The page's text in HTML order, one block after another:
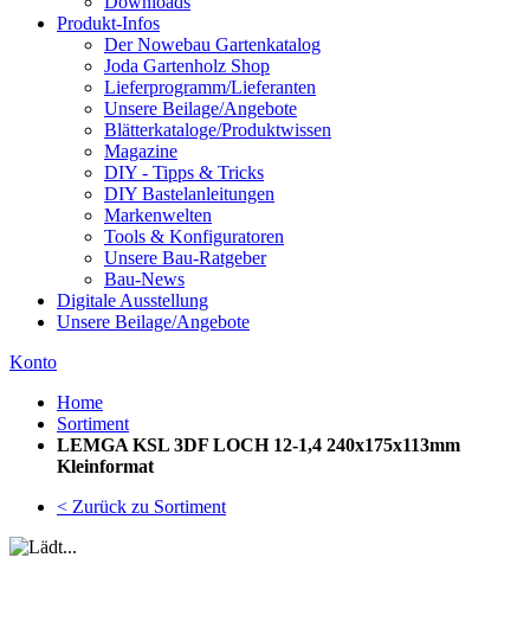
Produkt-Infos
Der Nowebau Gartenkatalog
Joda Gartenholz Shop
Lieferprogramm/Lieferanten
Unsere Beilage/Angebote
Blätterkataloge/Produktwissen
Magazine
DIY - Tipps & Tricks
DIY Bastelanleitungen
Markenwelten
Tools & Konfiguratoren
Unsere Bau-Ratgeber
Bau-News
Digitale Ausstellung
Unsere Beilage/Angebote
Konto
Home
Sortiment
LEMGA KSL 3DF LOCH 12-1,4 240x175x113mm
Kleinformat
< Zurück zu Sortiment